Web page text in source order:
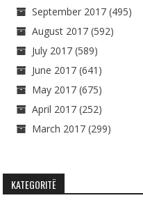
September 2017 (495)
August 2017 (592)
July 2017 (589)
June 2017 (641)
May 2017 (675)
April 2017 (252)
March 2017 (299)
KATEGORITË